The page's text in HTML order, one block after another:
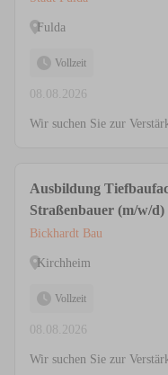
Fulda
Vollzeit
08.08.2026
Wir suchen Sie zur
Ausbildung
Straßenbauer (m/w/d)
Bickhardt Bau
Kirchheim
Vollzeit
08.08.2026
Wir suchen Sie zur